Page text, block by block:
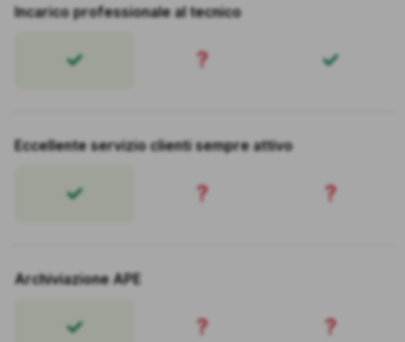
Incarico professionale al tecnico
?
Eccellente servizio clienti sempre attivo
? ?
Archiviazione APE
? ?